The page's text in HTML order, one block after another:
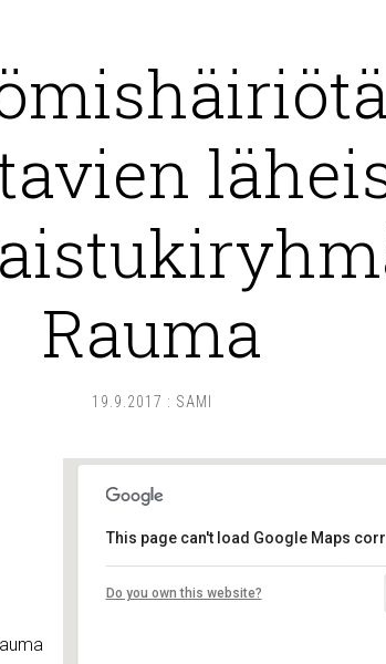
Rauma
19.9.2017 : SAMI
Nuorisotakuutalo
Savilankatu 10 B - Rauma
This page can't load Google Maps
Do you own this website?